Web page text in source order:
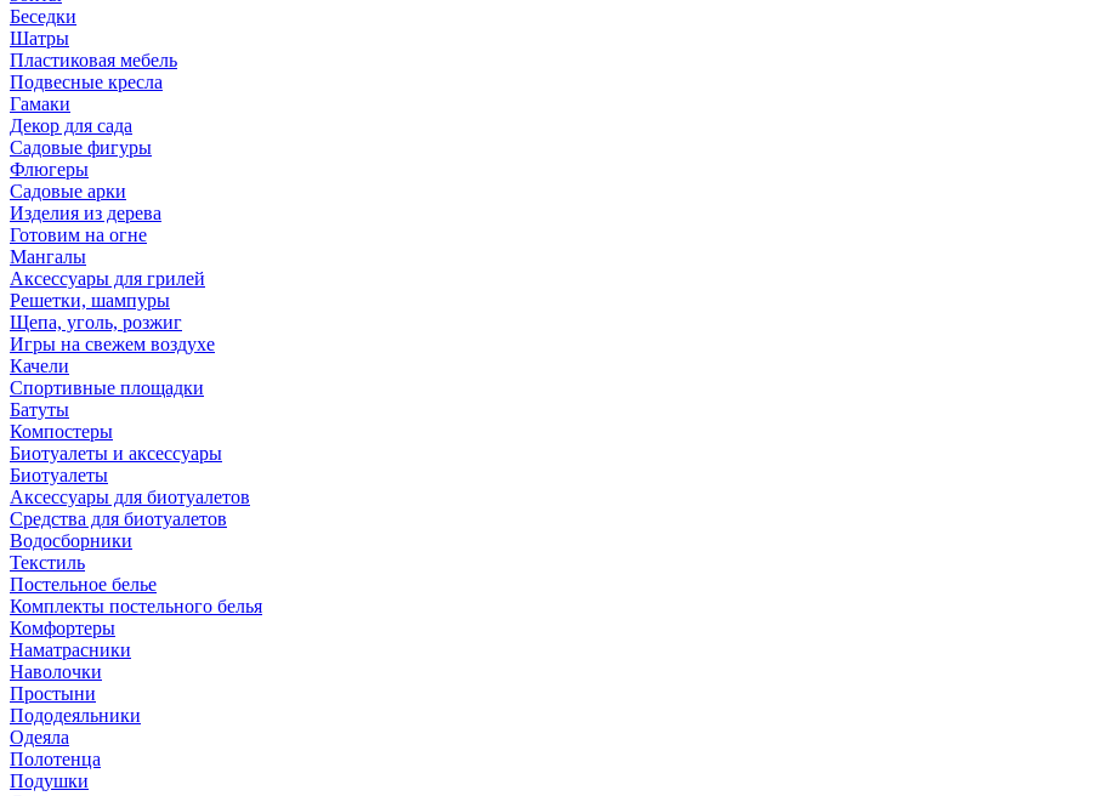
Беседки
Шатры
Пластиковая мебель
Подвесные кресла
Гамаки
Декор для сада
Садовые фигуры
Флюгеры
Садовые арки
Изделия из дерева
Готовим на огне
Мангалы
Аксессуары для грилей
Решетки, шампуры
Щепа, уголь, розжиг
Игры на свежем воздухе
Качели
Спортивные площадки
Батуты
Компостеры
Биотуалеты и аксессуары
Биотуалеты
Аксессуары для биотуалетов
Средства для биотуалетов
Водосборники
Текстиль
Постельное белье
Комплекты постельного белья
Комфортеры
Наматрасники
Наволочки
Простыни
Пододеяльники
Одеяла
Полотенца
Подушки